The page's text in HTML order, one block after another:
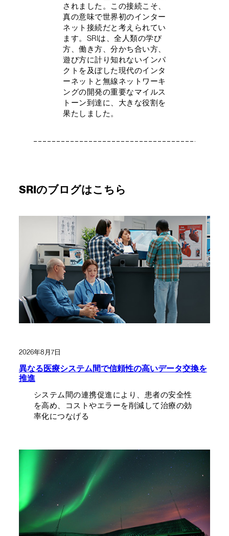
されました。この接続こそ、
真の意味で世界初のインター
ネット接続だと考えられてい
ます。SRIは、全人類の学び
方、働き方、分かち合い方、
遊び方に計り知れないインパ
クトを及ぼした現代のインタ
ーネットと無線ネットワーキ
ングの開発の重要なマイルス
トーン到達に、大きな役割を
果たしました。
SRIのブログはこちら
2026年8月7日
異なる医療システム間で信頼性の高いデータ交換を
推進
システム間の連携促進により、患者の安全性
を高め、コストやエラーを削減して治療の効
率化につなげる